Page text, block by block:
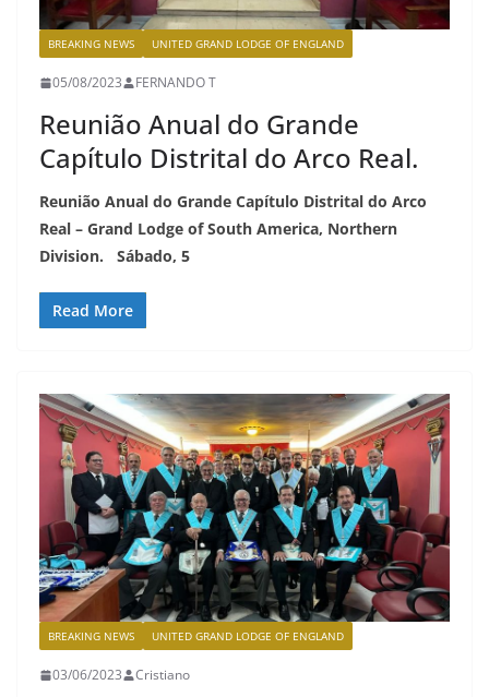
BREAKING NEWS UNITED GRAND LODGE OF ENGLAND
05/08/2023 FERNANDO T
Reunião Anual do Grande
Capítulo Distrital do Arco Real.
Reunião Anual do Grande Capítulo Distrital do Arco
Real – Grand Lodge of South America, Northern
Division. Sábado, 5
Read More
BREAKING NEWS UNITED GRAND LODGE OF ENGLAND
03/06/2023 Cristiano